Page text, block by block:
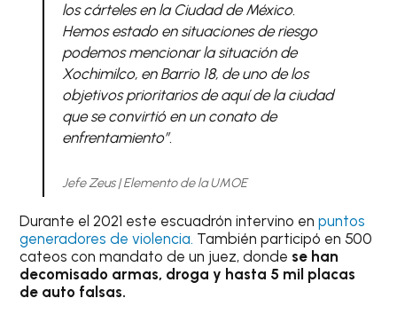
los cárteles en la Ciudad de México.
Hemos estado en situaciones de riesgo
podemos mencionar la situación de
Xochimilco, en Barrio 18, de uno de los
objetivos prioritarios de aquí de la ciudad
que se convirtió en un conato de
enfrentamiento”.
Jefe Zeus | Elemento de la UMOE
Durante el 2021 este escuadrón intervino enpuntos
generadores de violencia. También participó en 500
cateos con mandato de un juez, donde se han
decomisado armas, droga y hasta 5 mil placas
de auto falsas.